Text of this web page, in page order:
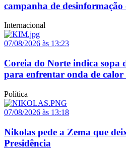
campanha de desinformação
Internacional
07/08/2026 às 13:23
Coreia do Norte indica sopa
para enfrentar onda de calor
Política
07/08/2026 às 13:18
Nikolas pede a Zema que
Presidência